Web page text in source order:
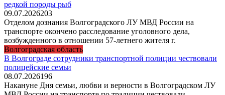
редкой породы рыб
09.07.2026203
Отделом дознания Волгоградского ЛУ МВД России на
транспорте окончено расследование уголовного дела,
возбужденного в отношении 57-летнего жителя г.
Волгоградская область
В Волгограде сотрудники транспортной полиции чествовали
полицейские семьи
08.07.2026196
Накануне Дня семьи, любви и верности в Волгоградском ЛУ